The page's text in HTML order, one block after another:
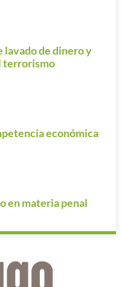
lavado de dinero y
terrorismo
económica
en materia penal